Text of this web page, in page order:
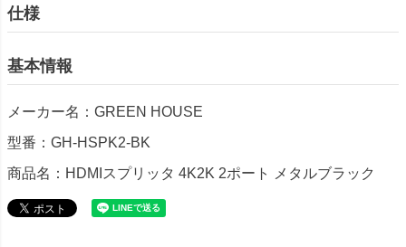
仕様
基本情報
メーカー名：GREEN HOUSE
型番：GH-HSPK2-BK
商品名：HDMIスプリッタ 4K2K 2ポート メタルブラック